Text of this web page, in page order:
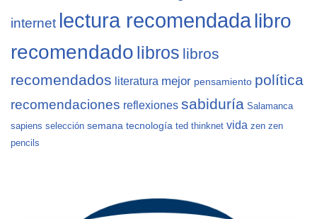
internet lectura recomendadalibro
recomendado libros libros
recomendados literatura mejor pensamiento política
recomendaciones reflexiones sabiduría Salamanca
sapiens selección semana tecnología ted thinknet vida zen zen
pencils